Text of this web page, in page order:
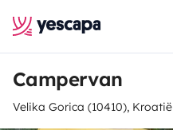
Campervan
Velika Gorica (10410), Kroatië